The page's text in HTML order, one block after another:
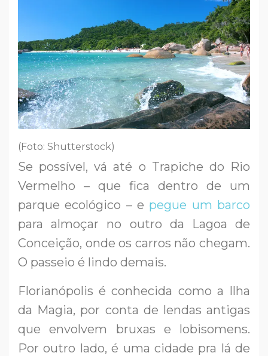
(Foto: Shutterstock)
Se possível, vá até o Trapiche do Rio
Vermelho – que fica dentro de um
parque ecológico – e pegue um barco
para almoçar no outro da Lagoa de
Conceição, onde os carros não chegam.
O passeio é lindo demais.
Florianópolis é conhecida como a Ilha
da Magia, por conta de lendas antigas
que envolvem bruxas e lobisomens.
Por outro lado, é uma cidade pra lá de